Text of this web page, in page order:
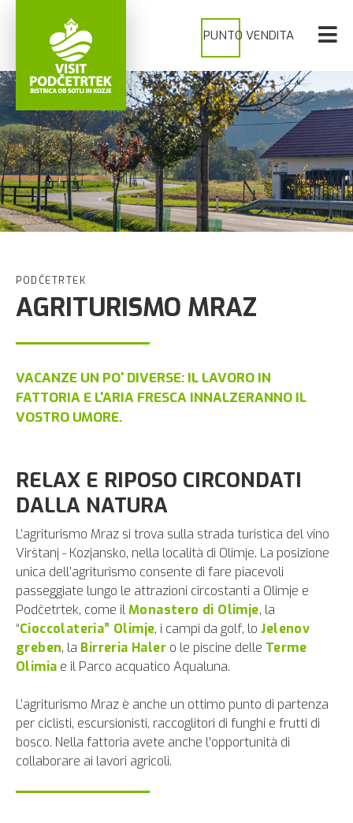
PUNTO VENDITA
PODČETRTEK
AGRITURISMO MRAZ
VACANZE UN PO' DIVERSE: IL LAVORO IN
FATTORIA E L'ARIA FRESCA INNALZERANNO IL
VOSTRO UMORE.
RELAX E RIPOSO CIRCONDATI
DALLA NATURA
L’agriturismo Mraz si trova sulla strada turistica del vino
Virštanj - Kozjansko, nella località di Olimje. La posizione
unica dell’agriturismo consente di fare piacevoli
passeggiate lungo le attrazioni circostanti a Olimje e
Podčetrtek, come ilMonastero di Olimje, la
“Cioccolateria” Olimje, i campi da golf, loJelenov
greben, la Birreria Haler o le piscine delle Terme
Olimia e il Parco acquatico Aqualuna.
L’agriturismo Mraz è anche un ottimo punto di partenza
per ciclisti, escursionisti, raccoglitori di funghi e frutti di
bosco. Nella fattoria avete anche l'opportunità di
collaborare ai lavori agricoli.